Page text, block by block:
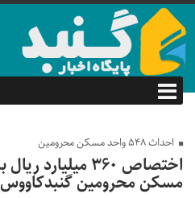
احداث 548 واحد مسکن محرومین
مسکن محرومین گنبدکاووس